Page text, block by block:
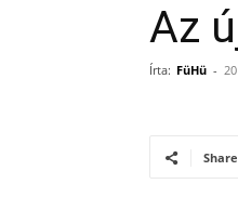
Az
Írta: FüHü -
Share